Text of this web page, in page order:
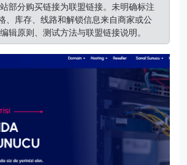
部分购买链接为联盟链接。未明确标注
、库存、线路和解锁信息来自商家或公
编辑原则、 测试方法与联盟链接说明。